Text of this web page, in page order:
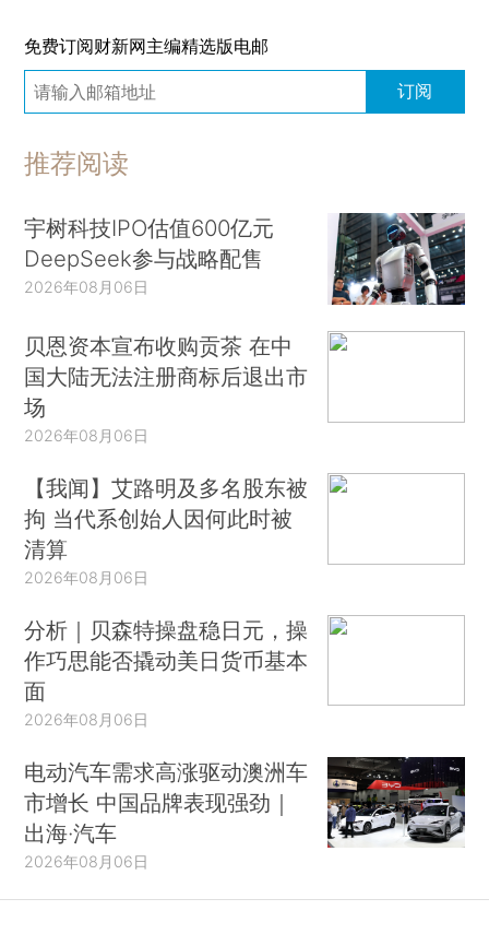
免费订阅财新网主编精选版电邮
订阅
推荐阅读
宇树科技IPO估值600亿元
DeepSeek参与战略配售
2026年08月06日
贝恩资本宣布收购贡茶 在中
国大陆无法注册商标后退出市
场
2026年08月06日
【我闻】艾路明及多名股东被
拘 当代系创始人因何此时被
清算
2026年08月06日
分析｜贝森特操盘稳日元，操
作巧思能否撬动美日货币基本
面
2026年08月06日
电动汽车需求高涨驱动澳洲车
市增长 中国品牌表现强劲｜
出海·汽车
2026年08月06日